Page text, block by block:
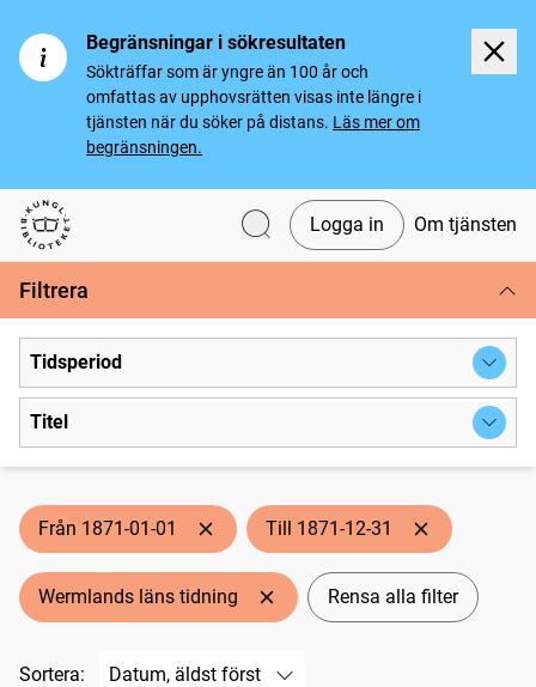
Begränsningar i sökresultaten
Sökträffar som är yngre än 100 år och
omfattas av upphovsrätten visas inte längre i
tjänsten när du söker på distans. Läs mer om
begränsningen.
Svenska tidningar
Logga in Om tjänsten
Filtrera
Tidsperiod
Titel
Från 1871-01-01 Till 1871-12-31
Wermlands läns tidning Rensa alla filter
Sortera: